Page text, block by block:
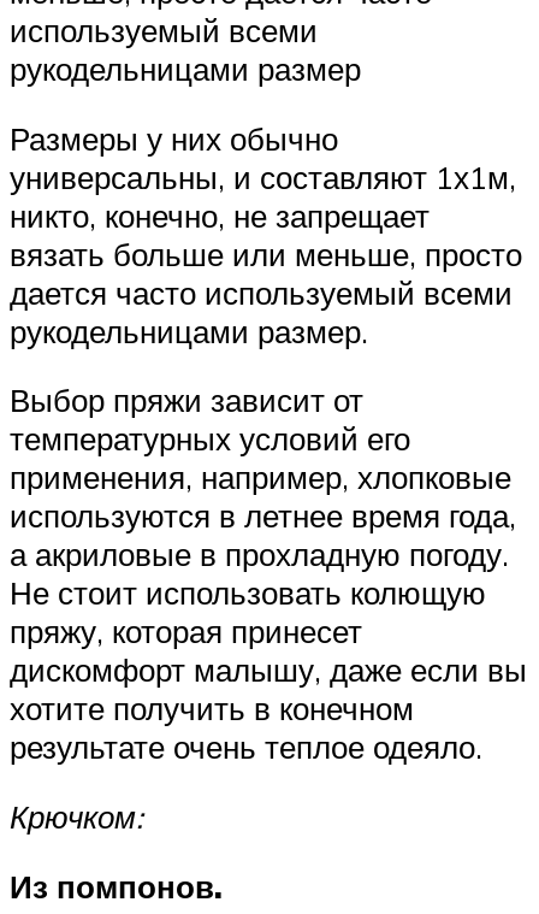
используемый всеми
рукодельницами размер
Размеры у них обычно
универсальны, и составляют 1х1м,
никто, конечно, не запрещает
вязать больше или меньше, просто
дается часто используемый всеми
рукодельницами размер.
Выбор пряжи зависит от
температурных условий его
применения, например, хлопковые
используются в летнее время года,
а акриловые в прохладную погоду.
Не стоит использовать колющую
пряжу, которая принесет
дискомфорт малышу, даже если вы
хотите получить в конечном
результате очень теплое одеяло.
Крючком:
Из помпонов.